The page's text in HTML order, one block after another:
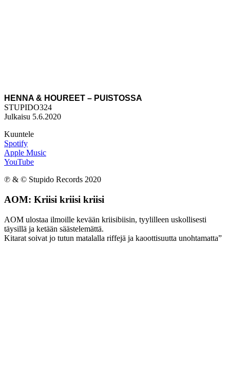
HENNA & HOUREET – PUISTOSSA
STUPIDO324
Julkaisu 5.6.2020
Kuuntele
Spotify
Apple Music
YouTube
℗ & © Stupido Records 2020
AOM: Kriisi kriisi kriisi
AOM ulostaa ilmoille kevään kriisibiisin, tyylilleen uskollisesti
täysillä ja ketään säästelemättä.
Kitarat soivat jo tutun matalalla riffejä ja kaoottisuutta unohtamatta”